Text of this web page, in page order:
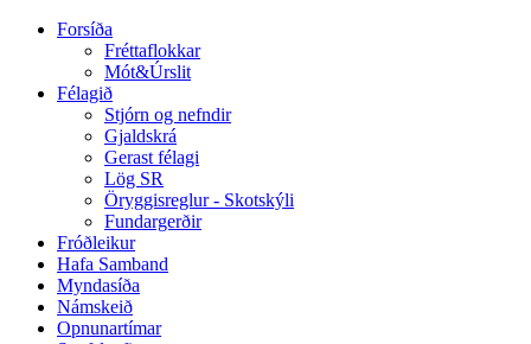
Forsíða
Fréttaflokkar
Mót&Úrslit
Félagið
Stjórn og nefndir
Gjaldskrá
Gerast félagi
Lög SR
Öryggisreglur - Skotskýli
Fundargerðir
Fróðleikur
Hafa Samband
Myndasíða
Námskeið
Opnunartímar